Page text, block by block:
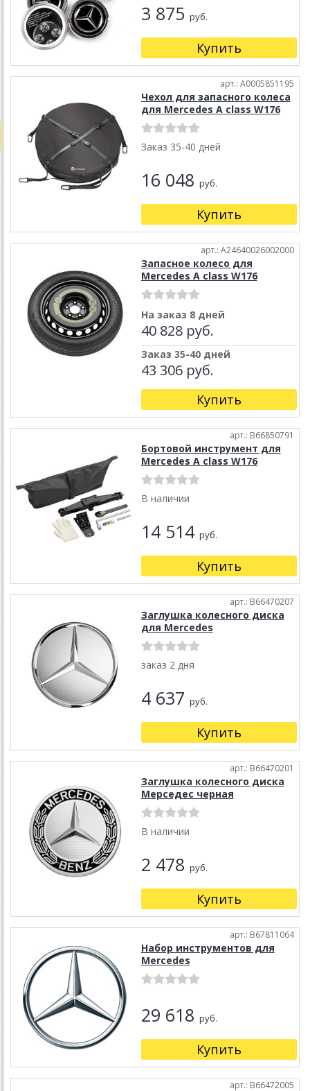
3 875 руб.
Купить
арт.: A0005851195
Чехол для запасного колеса
для Mercedes A class W176
Заказ 35-40 дней
16 048 руб.
Купить
арт.: A24640026002000
Запасное колесо для
Mercedes A class W176
На заказ 8 дней
40 828 руб.
Заказ 35-40 дней
43 306 руб.
Купить
арт.: B66850791
Бортовой инструмент для
Mercedes A class W176
В наличии
14 514 руб.
Купить
арт.: B66470207
Заглушка колесного диска
для Mercedes
заказ 2 дня
4 637 руб.
Купить
арт.: B66470201
Заглушка колесного диска
Мерседес черная
В наличии
2 478 руб.
Купить
арт.: B67811064
Набор инструментов для
Mercedes
29 618 руб.
Купить
арт.: B66472005